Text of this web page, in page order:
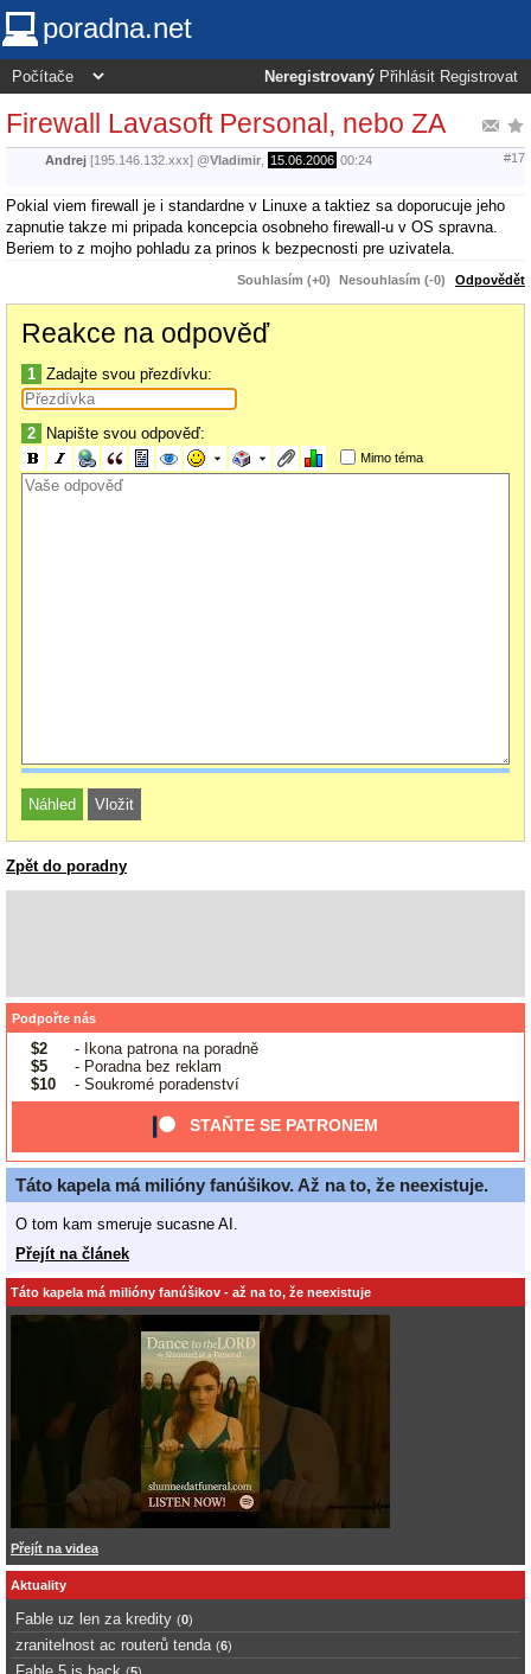
poradna.net
Neregistrovaný Přihlásit Registrovat
Firewall Lavasoft Personal, nebo ZA
Andrej [195.146.132.xxx] @Vladimir 15.06.2006 00:24 #17
Pokial viem firewall je i standardne v Linuxe a taktiez sa doporucuje jeho
zapnutie takze mi pripada koncepcia osobneho firewall-u v OS spravna.
Beriem to z mojho pohladu za prinos k bezpecnosti pre uzivatela.
Souhlasím (+0) Nesouhlasím (-0) Odpovědět
Reakce na odpověď
1 Zadajte svou přezdívku:
2 Napište svou odpověď:
Mimo téma
Zpět do poradny
Podpořte nás
$2
- Ikona patrona na poradně
$5
- Poradna bez reklam
$10
- Soukromé poradenství
STAŇTE SE PATRONEM
Táto kapela má milióny fanúšikov. Až na to, že neexistuje.
O tom kam smeruje sucasne AI.
Přejít na článek
Táto kapela má milióny fanúšikov - až na to, že neexistuje
Přejít na videa
Aktuality
Fable uz len za kredity (0)
zranitelnost ac routerů tenda (6)